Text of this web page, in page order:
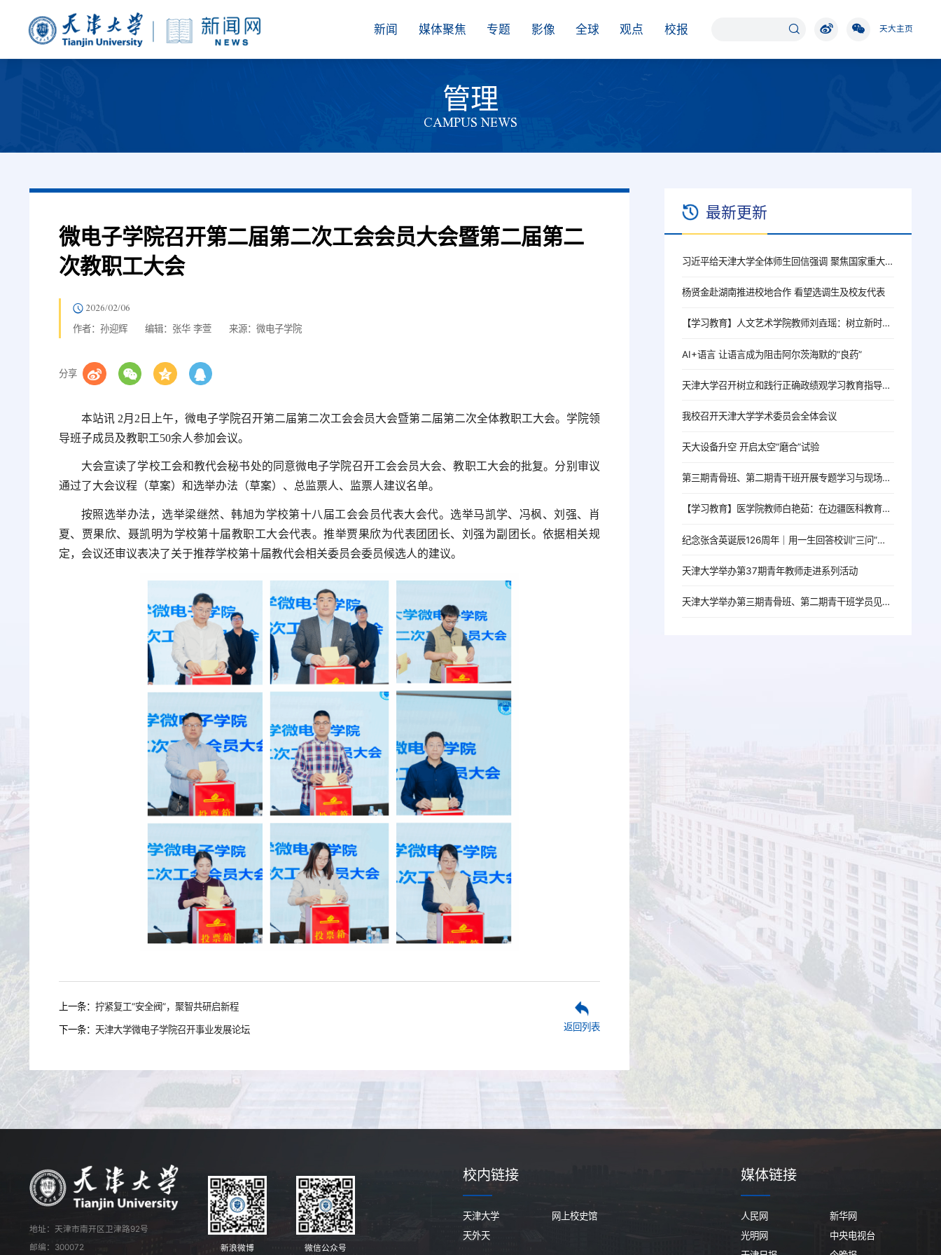
新闻 媒体聚焦 专题 影像 全球 观点 校报 天大主页
管理
CAMPUS NEWS
微电子学院召开第二届第二次工会会员大会暨第二届第二
次教职工大会
2026/02/06
作者：孙迎辉 编辑：张华 李萱 来源：微电子学院
分享
本站讯 2月2日上午，微电子学院召开第二届第二次工会会员大会暨第二届第二次全体教职工大会。学院领
导班子成员及教职工50余人参加会议。
大会宣读了学校工会和教代会秘书处的同意微电子学院召开工会会员大会、教职工大会的批复。分别审议
通过了大会议程（草案）和选举办法（草案）、总监票人、监票人建议名单。
按照选举办法，选举梁继然、韩旭为学校第十八届工会会员代表大会代。选举马凯学、冯枫、刘强、肖
夏、贾果欣、聂凯明为学校第十届教职工大会代表。推举贾果欣为代表团团长、刘强为副团长。依据相关规
定，会议还审议表决了关于推荐学校第十届教代会相关委员会委员候选人的建议。
上一条： 拧紧复工“安全阀”，聚智共研启新程
下一条： 天津大学微电子学院召开事业发展论坛 返回列表
最新更新
习近平给天津大学全体师生回信强调 聚焦国家重大战略需求提高人才培养质量 更好服务经济社会发展
杨贤金赴湖南推进校地合作 看望选调生及校友代表
【学习教育】人文艺术学院教师刘垚瑶：树立新时代高校党员教师的正确政绩观
AI+语言 让语言成为阻击阿尔茨海默的“良药”
天津大学召开树立和践行正确政绩观学习教育指导督导工作推进会
我校召开天津大学学术委员会全体会议
天大设备升空 开启太空“磨合”试验
第三期青骨班、第二期青干班开展专题学习与现场教学活动
【学习教育】医学院教师白艳茹：在边疆医科教育一线践行育人初心
纪念张含英诞辰126周年｜用一生回答校训“三问”的北洋老校长
天津大学举办第37期青年教师走进系列活动
天津大学举办第三期青骨班、第二期青干班学员见面会
地址：天津市南开区卫津路92号
邮编：300072
新浪微博 微信公众号
校内链接
天津大学
网上校史馆
天外天
媒体链接
人民网
新华网
光明网
中央电视台